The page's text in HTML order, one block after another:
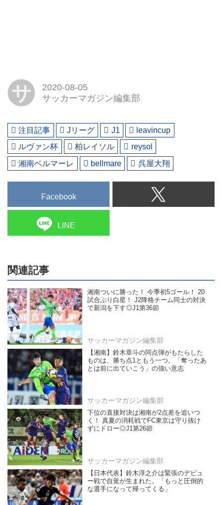
サ
2020-08-05
サッカーマガジン編集部
注目記事 Jリーグ J1
leavincup
ルヴァン杯
柏レイソル
reysol
湘南ベルマーレ
bellmare 呉屋大翔
Facebook
LINE
関連記事
湘南ついに勝った！ 今季初5ゴール！ 20
試合ぶり白星！ J2降格チーム同士の対決
で新潟を下す◎J1第36節
サッカーマガジン編集部
【湘南】鈴木章斗の同点弾がもたらした
ものは、勝ち点1ともう一つ。「奪ったあ
とは前に出ていこう」の強い意志
サッカーマガジン編集部
下位の直接対決は湘南が2点差を追いつ
く！ 真夏の消耗戦でFC東京は守り抜け
ずにドロー◎J1第26節
サッカーマガジン編集部
【日本代表】鈴木淳之介は緊張のデビュ
ー戦で自覚が生まれた。「もっと圧倒的
な選手になって帰ってくる」